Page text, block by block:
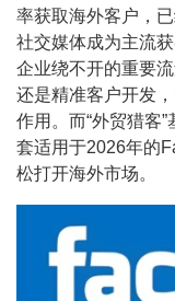
率获取海外客户，
社交媒体成为主流
企业绕不开的重要
还是精准客户开发
作用。而“外贸猎客
套适用于2026年的
松打开海外市场。